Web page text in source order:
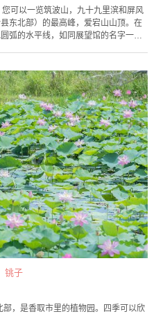
可以一览筑波山，九十九里滨和屏风
东北部）的最高峰，爱宕山山顶。在
弧的水平线，如同展望馆的名字一
角和礼品店等。
铫子
，是香取市里的植物园。四季可以欣